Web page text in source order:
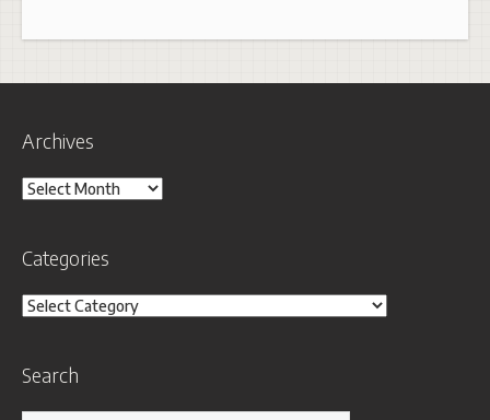
Archives
Archives
Categories
Categories
Search